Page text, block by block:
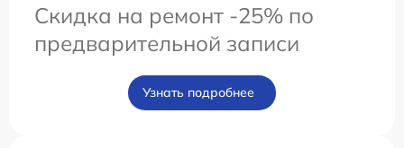
Скидка на ремонт -25% по
предварительной записи
Узнать подробнее